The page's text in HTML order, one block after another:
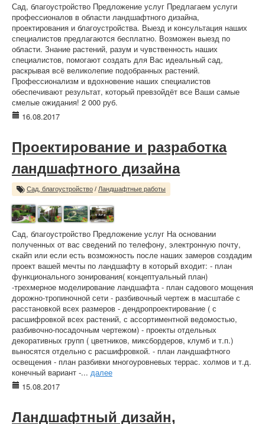
Сад, благоустройство Предложение услуг Предлагаем услуги
профессионалов в области ландшафтного дизайна,
проектирования и благоустройства. Выезд и консультация наших
специалистов предлагаются бесплатно. Возможен выезд по
области. Знание растений, разум и чувственность наших
специалистов, помогают создать для Вас идеальный сад,
раскрывая всё великолепие подобранных растений.
Профессионализм и вдохновение наших специалистов
обеспечивают результат, который превзойдёт все Ваши самые
смелые ожидания! 2 000 руб.
16.08.2017
Проектирование и разработка
ландшафтного дизайна
Сад, благоустройство / Ландшафтные работы
Сад, благоустройство Предложение услуг На основании
полученных от вас сведений по телефону, электронную почту,
скайп или если есть возможность после наших замеров создадим
проект вашей мечты по ландшафту в который входит: - план
функционального зонирования( концептуальный план)
-трехмерное моделирование ландшафта - план садового мощения
дорожно-тропиночной сети - разбивочный чертеж в масштабе с
расстановкой всех размеров - дендропроектирование ( с
расшифровкой всех растений, с ассортиментной ведомостью,
разбивочно-посадочным чертежом) - проекты отдельных
декоративных групп ( цветников, миксбордеров, клумб и т.п.)
выносятся отдельно с расшифровкой. - план ландшафтного
освещения - план разбивки многоуровневых террас. холмов и т.д.
конечный вариант -... далее
15.08.2017
Ландшафтный дизайн,